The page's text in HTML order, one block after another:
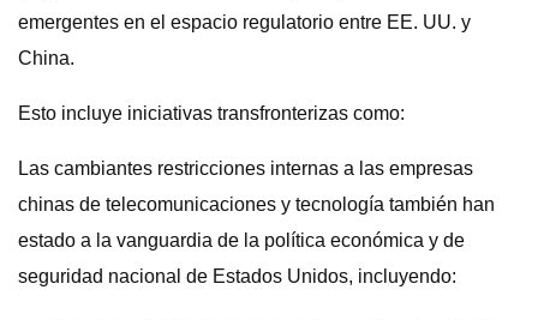
emergentes en el espacio regulatorio entre EE. UU. y
China.
Esto incluye iniciativas transfronterizas como:
Las cambiantes restricciones internas a las empresas
chinas de telecomunicaciones y tecnología también han
estado a la vanguardia de la política económica y de
seguridad nacional de Estados Unidos, incluyendo: